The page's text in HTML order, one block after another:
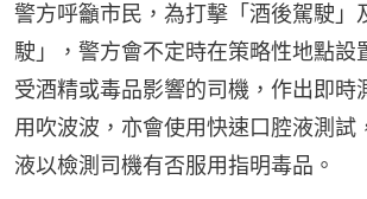
警方呼籲市民，為打擊「酒後駕駛」
駛」，警方會不定時在策略性地點設
受酒精或毒品影響的司機，作出即時
用吹波波，亦會使用快速口腔液測試
液以檢測司機有否服用指明毒品。